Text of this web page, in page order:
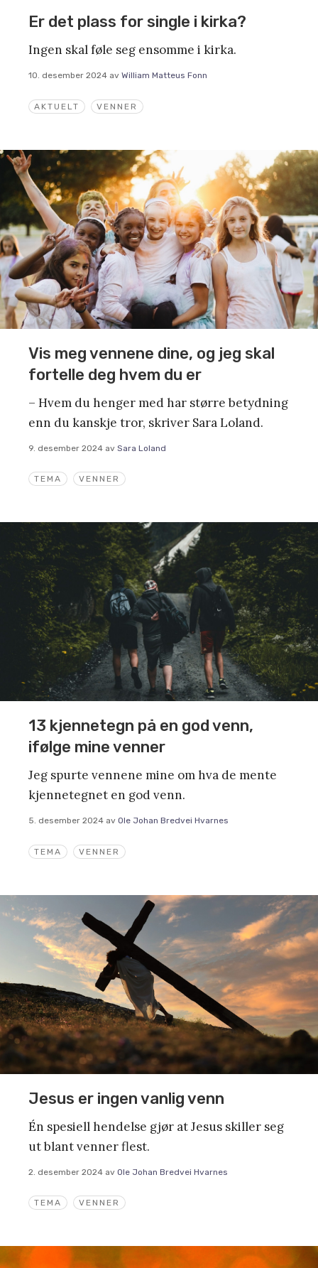
AKTUELT VENNER
Er det plass for single i kirka?
Ingen skal føle seg ensomme i kirka.
10. desember 2024 av William Matteus Fonn
TEMA VENNER
Vis meg vennene dine, og jeg skal
fortelle deg hvem du er
– Hvem du henger med har større betydning
enn du kanskje tror, skriver Sara Loland.
9. desember 2024 av Sara Loland
TEMA VENNER
13 kjennetegn på en god venn,
ifølge mine venner
Jeg spurte vennene mine om hva de mente
kjennetegnet en god venn.
5. desember 2024 av Ole Johan Bredvei Hvarnes
TEMA VENNER
Jesus er ingen vanlig venn
Én spesiell hendelse gjør at Jesus skiller seg
ut blant venner flest.
2. desember 2024 av Ole Johan Bredvei Hvarnes